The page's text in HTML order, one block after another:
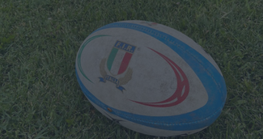
FIR
Internazionale
6 Nazioni
United Rugby Championship
Top14